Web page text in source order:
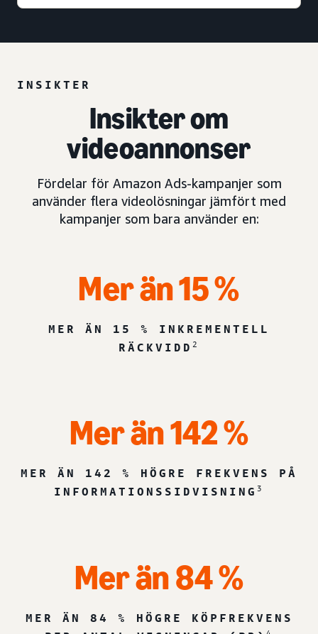
INSIKTER
Insikter om
videoannonser
Fördelar för Amazon Ads-kampanjer som
använder flera videolösningar jämfört med
kampanjer som bara använder en:
Mer än 15 %
MER ÄN 15 % INKREMENTELL
RÄCKVIDD 2
Mer än 142 %
MER ÄN 142 % HÖGRE FREKVENS PÅ
INFORMATIONSSIDVISNING 3
Mer än 84 %
MER ÄN 84 % HÖGRE KÖPFREKVENS